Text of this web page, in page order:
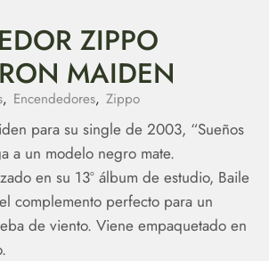
ZIPPO
MAIDEN
, Encendedores, Zippo
para su single de 2003, “Sueños
a un modelo negro mate.
en su 13º álbum de estudio, Baile
complemento perfecto para un
de viento. Viene empaquetado en